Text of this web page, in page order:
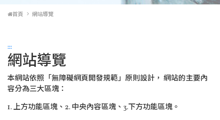
首頁 網站導覽
:::
網站導覽
本網站依照「無障礙網頁開發規範」原則設計， 網站的主要內
容分為三大區塊：
1. 上方功能區塊、2. 中央內容區塊、3.下方功能區塊。